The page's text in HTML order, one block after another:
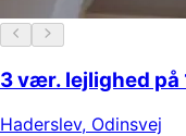
3 vær. lejlighed på
Haderslev, Odinsvej